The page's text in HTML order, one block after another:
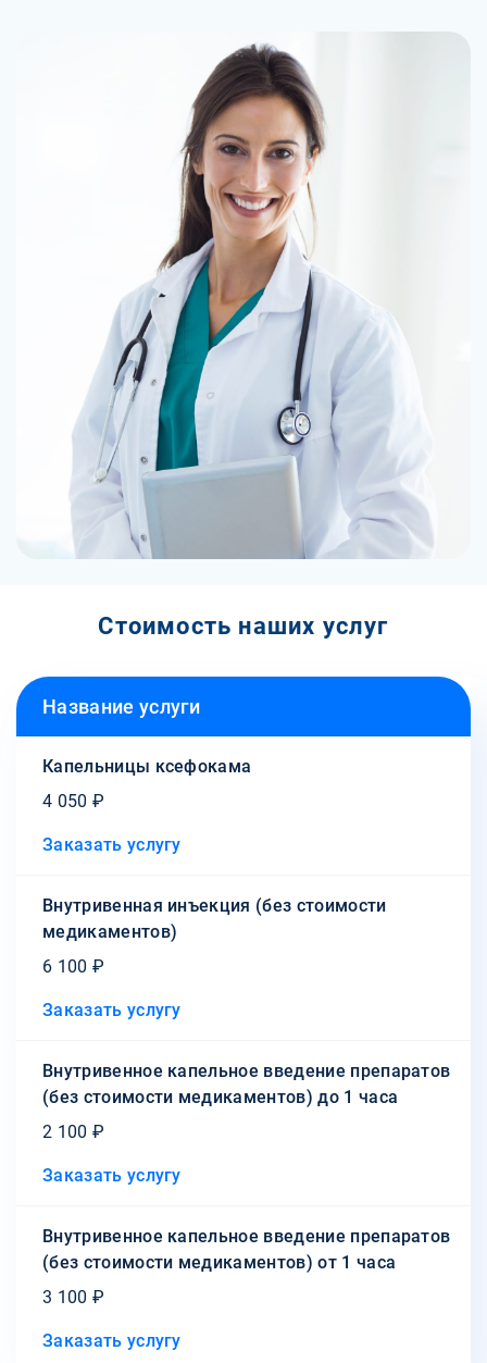
Стоимость наших услуг
Название услуги
Капельницы ксефокама
4 050 ₽
Заказать услугу
Внутривенная инъекция (без стоимости
медикаментов)
6 100 ₽
Заказать услугу
Внутривенное капельное введение препаратов
(без стоимости медикаментов) до 1 часа
2 100 ₽
Заказать услугу
Внутривенное капельное введение препаратов
(без стоимости медикаментов) от 1 часа
3 100 ₽
Заказать услугу